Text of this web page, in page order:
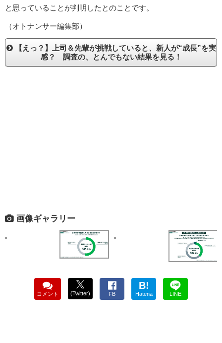
と思っていることが判明したとのことです。
（オトナンサー編集部）
【えっ？】上司＆先輩が挑戦していると、新人が“成長”を実
感？ 調査の、とんでもない結果を見る！
画像ギャラリー
コメント (Twitter) FB
B!
Hatena LINE